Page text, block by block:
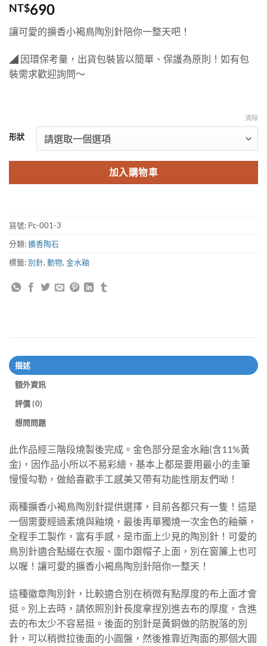
NT$690
讓可愛的擴香小褐鳥陶別針陪你一整天吧！
◢ 因環保考量，出貨包裝皆以簡單、保護為原則！如有包
裝需求歡迎詢問～
形狀
清除
加入購物車
貨號: Pc-001-3
分類:擴香陶石
標籤: 別針, 動物, 金水釉
描述
額外資訊
評價 (0)
想問問題
此作品經三階段燒製後完成。金色部分是金水釉(含11%黃
金)，因作品小所以不易彩繪，基本上都是要用最小的圭筆
慢慢勾勒，做給喜歡手工感美又帶有功能性朋友們呦！
兩種擴香小褐鳥陶別針提供選擇，目前各都只有一隻！這是
一個需要經過素燒與釉燒，最後再單獨燒一次金色的釉藥，
全程手工製作，富有手感，是市面上少見的陶別針！可愛的
鳥別針適合點綴在衣服、圍巾跟帽子上面，別在窗簾上也可
以喔！讓可愛的擴香小褐鳥陶別針陪你一整天！
這種徽章陶別針，比較適合別在稍微有點厚度的布上面才會
挺。別上去時，請依照別針長度拿捏別進去布的厚度，含進
去的布太少不容易挺。後面的別針是黃銅做的防脫落的別
針，可以稍微拉後面的小圓盤，然後推靠近陶面的那個大圓